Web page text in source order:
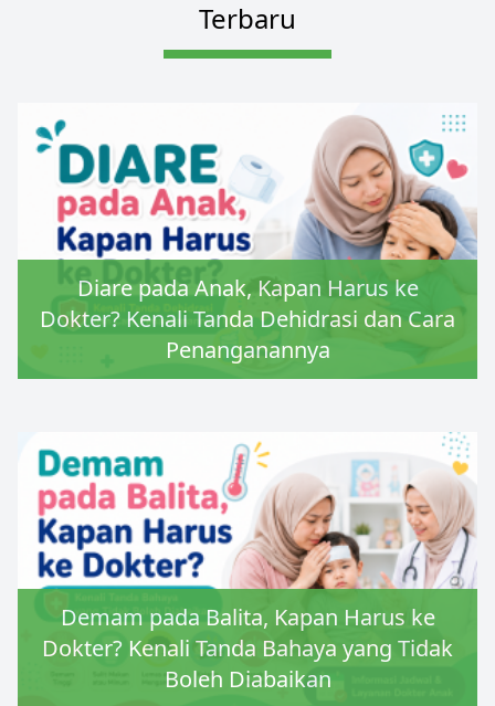
Terbaru
Diare pada Anak, Kapan Harus ke
Dokter? Kenali Tanda Dehidrasi dan Cara
Penanganannya
Demam pada Balita, Kapan Harus ke
Dokter? Kenali Tanda Bahaya yang Tidak
Boleh Diabaikan